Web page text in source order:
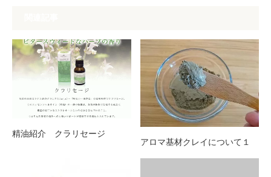
精油紹介 クラリセージ
アロマ基材クレイについて１